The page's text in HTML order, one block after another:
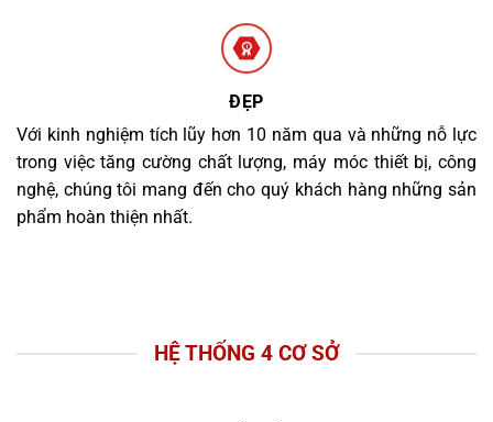
ĐẸP
Với kinh nghiệm tích lũy hơn 10 năm qua và những nỗ lực
trong việc tăng cường chất lượng, máy móc thiết bị, công
nghệ, chúng tôi mang đến cho quý khách hàng những sản
phẩm hoàn thiện nhất.
HỆ THỐNG 4 CƠ SỞ